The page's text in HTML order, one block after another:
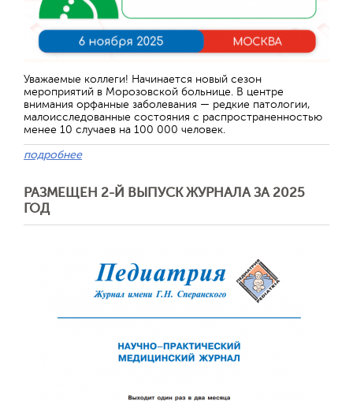
Уважаемые коллеги! Начинается новый сезон
мероприятий в Морозовской больнице. В центре
внимания орфанные заболевания — редкие патологии,
малоисследованные состояния с распространенностью
менее 10 случаев на 100 000 человек.
подробнее
РАЗМЕЩЕН 2-Й ВЫПУСК ЖУРНАЛА ЗА 2025
ГОД